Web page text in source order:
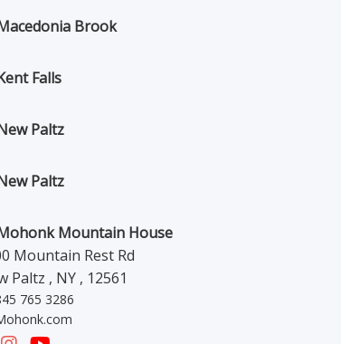
Brook
Falls
Paltz
Paltz
Mountain House
Mountain Rest Rd
Paltz , NY , 12561
765 3286